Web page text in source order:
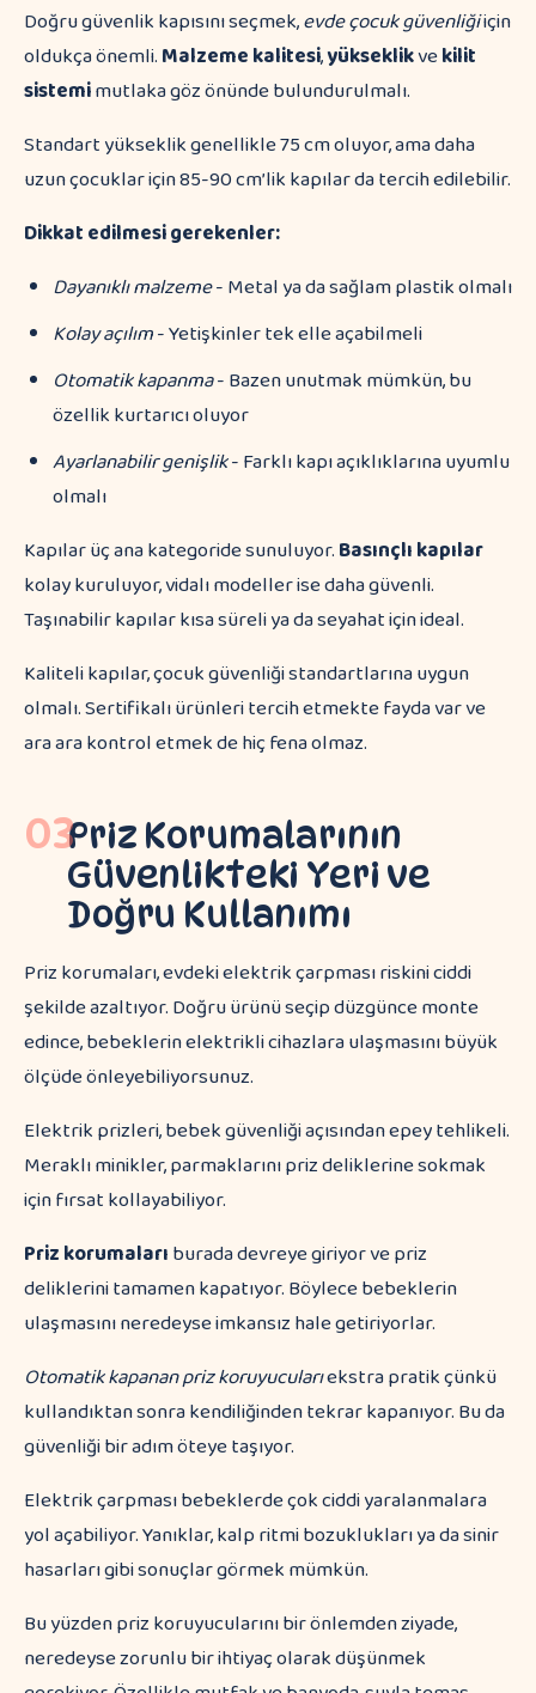
Doğru güvenlik kapısını seçmek,evde çocuk güvenliğiiçin
oldukça önemli.Malzeme kalitesi,yükseklikvekilit
sistemimutlaka göz önünde bulundurulmalı.
Standart yükseklik genellikle 75 cm oluyor, ama daha
uzun çocuklar için 85-90 cm’lik kapılar da tercih edilebilir.
Dikkat edilmesi gerekenler:
Dayanıklı malzeme- Metal ya da sağlam plastik olmalı
Kolay açılım- Yetişkinler tek elle açabilmeli
Otomatik kapanma- Bazen unutmak mümkün, bu
özellik kurtarıcı oluyor
Ayarlanabilir genişlik- Farklı kapı açıklıklarına uyumlu
olmalı
Kapılar üç ana kategoride sunuluyor.Basınçlı kapılar
kolay kuruluyor, vidalı modeller ise daha güvenli.
Taşınabilir kapılar kısa süreli ya da seyahat için ideal.
Kaliteli kapılar, çocuk güvenliği standartlarına uygun
olmalı. Sertifikalı ürünleri tercih etmekte fayda var ve
ara ara kontrol etmek de hiç fena olmaz.
03Priz Korumalarının
Güvenlikteki Yeri ve
Doğru Kullanımı
Priz korumaları, evdeki elektrik çarpması riskini ciddi
şekilde azaltıyor. Doğru ürünü seçip düzgünce monte
edince, bebeklerin elektrikli cihazlara ulaşmasını büyük
ölçüde önleyebiliyorsunuz.
Elektrik prizleri, bebek güvenliği açısından epey tehlikeli.
Meraklı minikler, parmaklarını priz deliklerine sokmak
için fırsat kollayabiliyor.
Priz korumalarıburada devreye giriyor ve priz
deliklerini tamamen kapatıyor. Böylece bebeklerin
ulaşmasını neredeyse imkansız hale getiriyorlar.
Otomatik kapanan priz koruyucularıekstra pratik çünkü
kullandıktan sonra kendiliğinden tekrar kapanıyor. Bu da
güvenliği bir adım öteye taşıyor.
Elektrik çarpması bebeklerde çok ciddi yaralanmalara
yol açabiliyor. Yanıklar, kalp ritmi bozuklukları ya da sinir
hasarları gibi sonuçlar görmek mümkün.
Bu yüzden priz koruyucularını bir önlemden ziyade,
neredeyse zorunlu bir ihtiyaç olarak düşünmek